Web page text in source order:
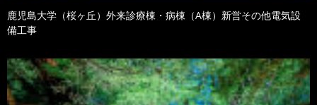
鹿児島大学（桜ヶ丘）外来診療棟・病棟（A棟）新営その他電気設
備工事